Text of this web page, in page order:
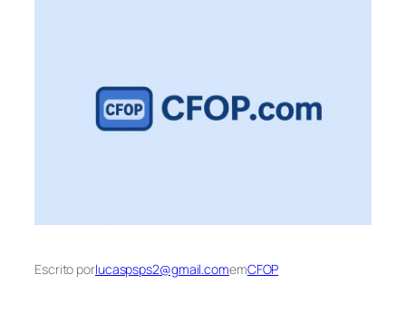
Escrito porlucaspsps2@gmail.comemCFOP